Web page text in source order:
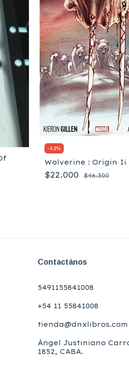
-52%
Wolverine : Origin Ii
$22.000 $46.300
Contactános
5491155841008
+54 11 55841008
tienda@dnxlibros.com
Ángel Justiniano
1852, CABA.